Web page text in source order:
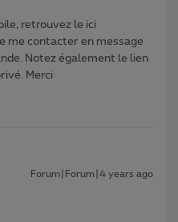
retrouvez le ici
me contacter en message
Notez également le lien
Merci
Forum|Forum|4 years ago